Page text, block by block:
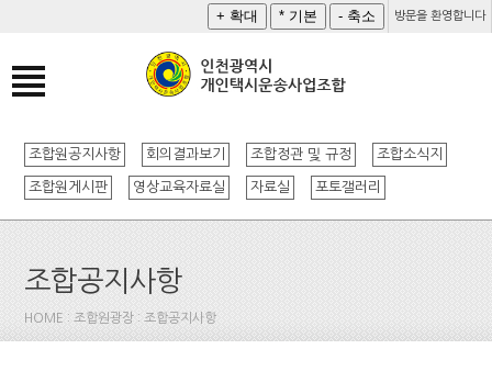
방문을 환영합니다
조합원공지사항 회의결과보기 조합정관 및 규정 조합소식지
조합원게시판 영상교육자료실 자료실 포토갤러리
조합공지사항
HOME : 조합원광장 : 조합공지사항